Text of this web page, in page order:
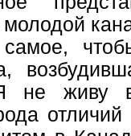
молодой
не живу